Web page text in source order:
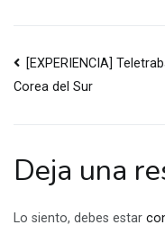
[EXPERIENCIA]
Corea del Sur
Deja una
Lo siento, debes estar